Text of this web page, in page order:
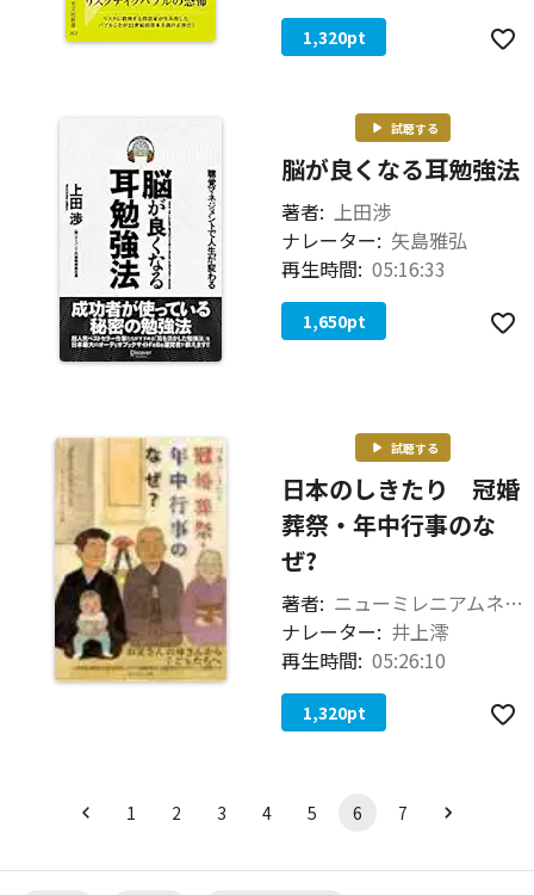
1,320pt
試聴する
脳が良くなる耳勉強法
著者: 上田渉
ナレーター: 矢島雅弘
再生時間: 05:16:33
1,650pt
試聴する
日本のしきたり 冠婚
葬祭・年中行事のな
ぜ?
著者:
ニューミレニアムネットワーク（編著） 神崎宣武（監修）
ナレーター: 井上澪
再生時間: 05:26:10
1,320pt
1 2 3 4 5 6 7